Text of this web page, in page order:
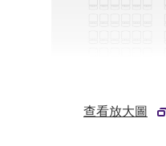
查看放大圖